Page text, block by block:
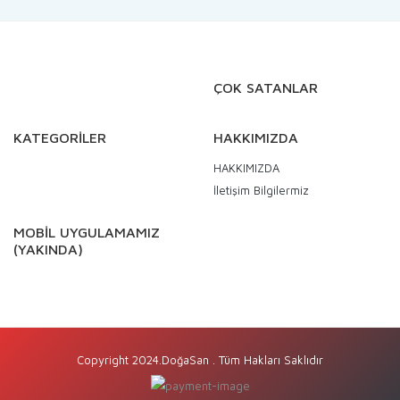
ÇOK SATANLAR
KATEGORİLER HAKKIMIZDA
HAKKIMIZDA
İletişim Bilgilermiz
MOBİL UYGULAMAMIZ
(YAKINDA)
Copyright 2024.DoğaSan . Tüm Hakları Saklıdır